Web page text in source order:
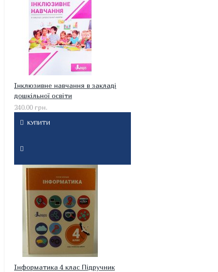
Інклюзивне навчання в закладі
дошкільної освіти
240.00 грн.
КУПИТИ
Інформатика 4 клас Підручник